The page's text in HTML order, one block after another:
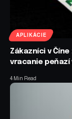
APLIKÁCIE
Zákazníci v
vracanie
4 Min Read